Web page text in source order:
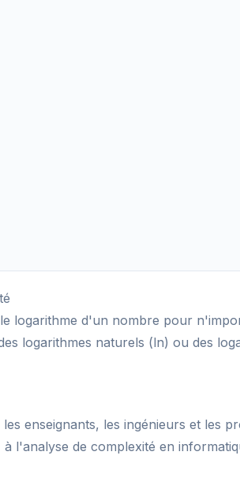
logarithme d'un nombre pour
logarithmes naturels (ln) ou des
enseignants, les ingénieurs et les
l'analyse de complexité en